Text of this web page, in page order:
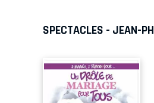
SPECTACLES - JEAN-